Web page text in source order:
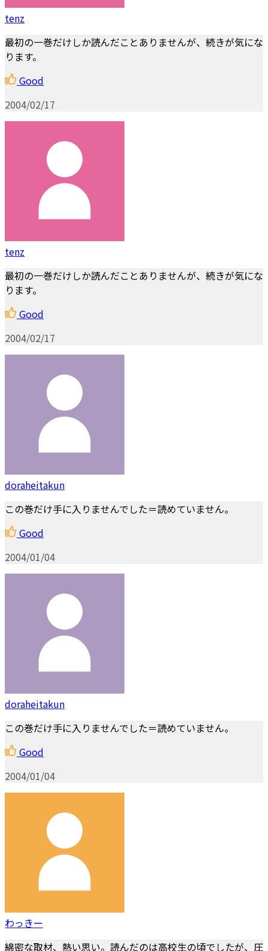
tenz
最初の一巻だけしか読んだことありませんが、続きが気にな
ります。
Good
2004/02/17
tenz
最初の一巻だけしか読んだことありませんが、続きが気にな
ります。
Good
2004/02/17
doraheitakun
この巻だけ手に入りませんでした＝読めていません。
Good
2004/01/04
doraheitakun
この巻だけ手に入りませんでした＝読めていません。
Good
2004/01/04
わっきー
綿密な取材、熱い思い。読んだのは高校生の頃でしたが、圧